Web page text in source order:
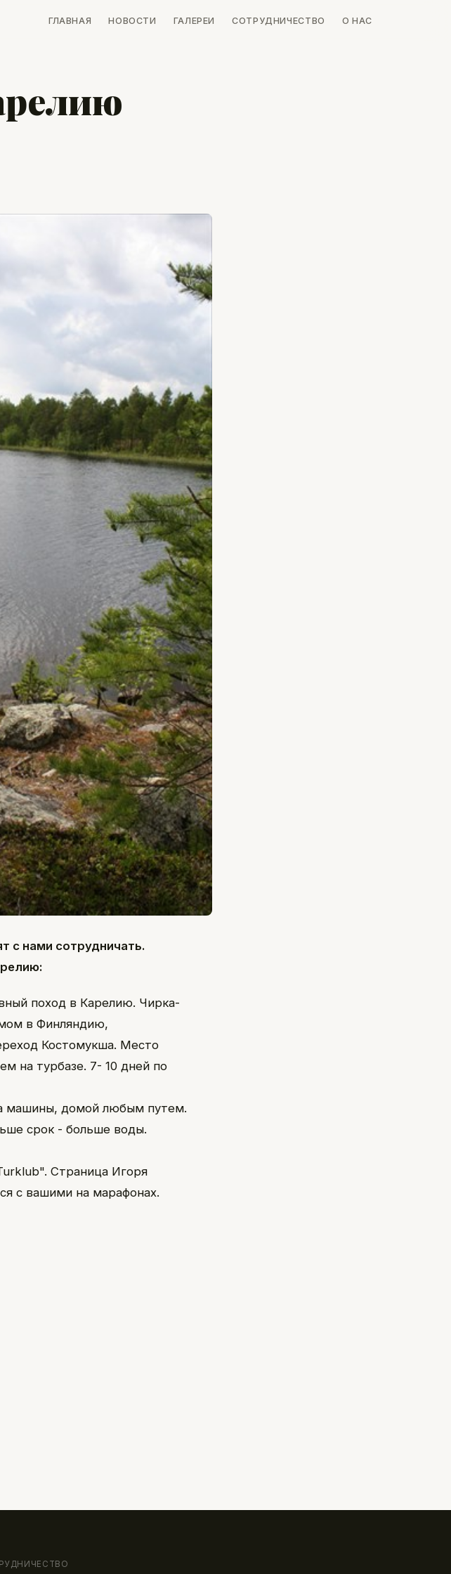
ГЛАВНАЯ НОВОСТИ ГАЛЕРЕИ СОТРУДНИЧЕСТВО О НАС
с нами сотрудничать.
поход в Карелию. Чирка-
в Финляндию,
Костомукша. Место
на турбазе. 7- 10 дней по
машины, домой любым путем.
срок - больше воды.
Страница Игоря
с вашими на марафонах.